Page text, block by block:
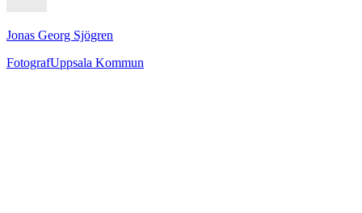
Jonas Georg Sjögren
FotografUppsala Kommun